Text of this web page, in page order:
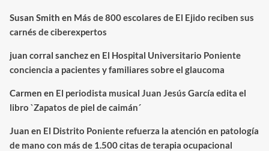
Susan Smith en Más de 800 escolares de El Ejido reciben sus
carnés de ciberexpertos
juan corral sanchezen El Hospital Universitario Poniente
conciencia a pacientes y familiares sobre el glaucoma
Carmen en El periodista musical Juan Jesús García edita el
libro `Zapatos de piel de caimán´
Juan en El Distrito Poniente refuerza la atención en patología
de mano con más de 1.500 citas de terapia ocupacional